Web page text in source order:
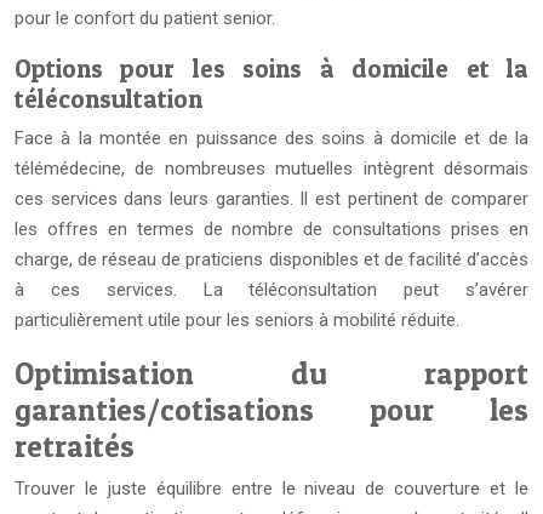
pour le confort du patient senior.
Options pour les soins à domicile et la
téléconsultation
Face à la montée en puissance des soins à domicile et de la
télémédecine, de nombreuses mutuelles intègrent désormais
ces services dans leurs garanties. Il est pertinent de comparer
les offres en termes de nombre de consultations prises en
charge, de réseau de praticiens disponibles et de facilité d’accès
à ces services. La téléconsultation peut s’avérer
particulièrement utile pour les seniors à mobilité réduite.
Optimisation du rapport
garanties/cotisations pour les
retraités
Trouver le juste équilibre entre le niveau de couverture et le